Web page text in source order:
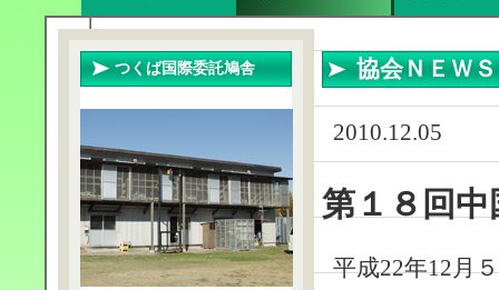
協会ＮＥＷ
2010.12.05
第１８回
平成22年12月
つくば国際委託鳩舎